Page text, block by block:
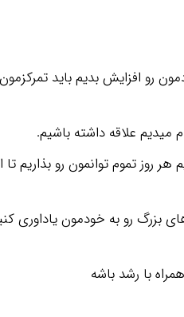
رو افزایش بدیم باید
میدیم علاقه داشته باشیم.